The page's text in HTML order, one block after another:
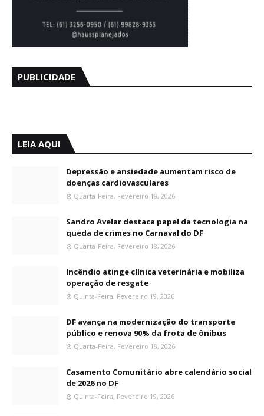
PUBLICIDADE
LEIA AQUI
Depressão e ansiedade aumentam risco de
doenças cardiovasculares
Quarta-Feira, Fevereiro 18, 2026
Sandro Avelar destaca papel da tecnologia na
queda de crimes no Carnaval do DF
Quarta-Feira, Fevereiro 18, 2026
Incêndio atinge clínica veterinária e mobiliza
operação de resgate
Quinta-Feira, Fevereiro 19, 2026
DF avança na modernização do transporte
público e renova 90% da frota de ônibus
Quarta-Feira, Fevereiro 18, 2026
Casamento Comunitário abre calendário social
de 2026 no DF
Quinta-Feira, Fevereiro 19, 2026